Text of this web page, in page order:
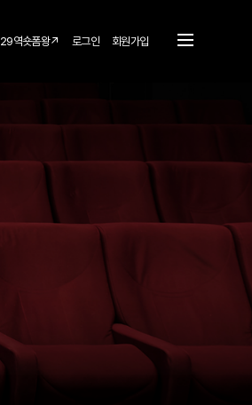
29역숏폼왕↗ 로그인 회원가입